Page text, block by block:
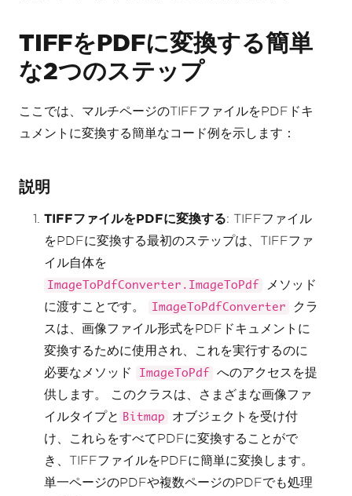
TIFFをPDFに変換する簡単
な2つのステップ
ここでは、マルチページのTIFFファイルをPDFドキ
ュメントに変換する簡単なコード例を示します：
説明
TIFFファイルをPDFに変換する: TIFFファイル
をPDFに変換する最初のステップは、TIFFファ
イル自体を
ImageToPdfConverter.ImageToPdf
メソッド
に渡すことです。
ImageToPdfConverter
クラ
スは、画像ファイル形式をPDFドキュメントに
変換するために使用され、これを実行するのに
必要なメソッド
ImageToPdf
へのアクセスを提
供します。 このクラスは、さまざまな画像ファ
イルタイプと Bitmap
オブジェクトを受け付
け、これらをすべてPDFに変換することがで
き、TIFFファイルをPDFに簡単に変換します。
単一ページのPDFや複数ページのPDFでも処理